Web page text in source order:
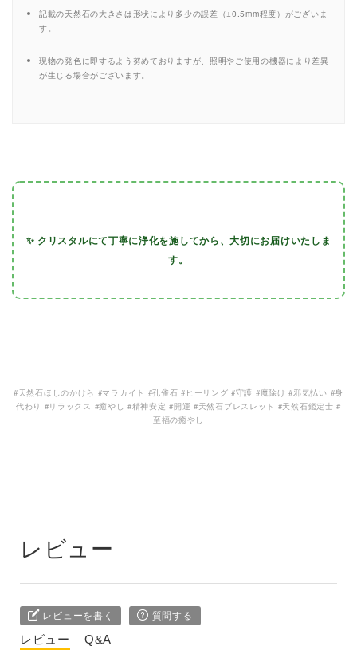
記載の天然石の大きさは形状により多少の誤差（±0.5mm程度）がございま
す。
現物の発色に即するよう努めておりますが、照明やご使用の機器により差異
が生じる場合がございます。
✨ クリスタルにて丁寧に浄化を施してから、大切にお届けいたしま
す。
#天然石ほしのかけら #マラカイト #孔雀石 #ヒーリング #守護 #魔除け #邪気払い #身
代わり #リラックス #癒やし #精神安定 #開運 #天然石ブレスレット #天然石鑑定士 #
至福の癒やし
レビュー
レビューを書く 質問する
レビュー Q&A